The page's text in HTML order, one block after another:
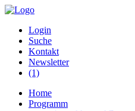
Login
Suche
Kontakt
Newsletter
(1)
Home
Programm